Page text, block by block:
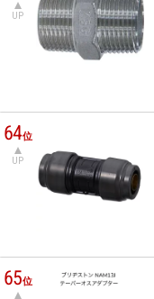
UP
64位
UP
65位